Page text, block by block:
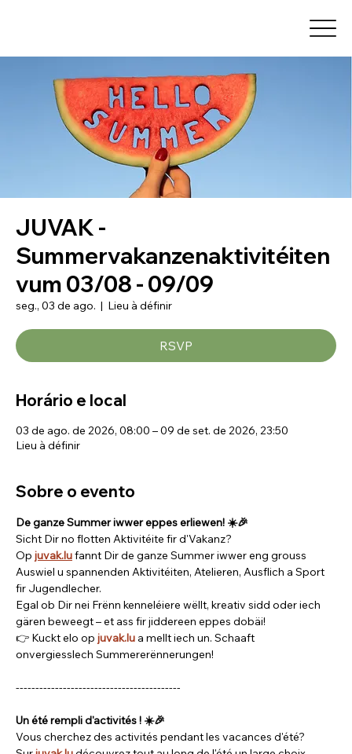
JUVAK -
Summervakanzenaktivitéiten
vum 03/08 - 09/09
seg., 03 de ago.
  |
Lieu à définir
RSVP
Horário e local
03 de ago. de 2026, 08:00 – 09 de set. de 2026, 23:50
Lieu à définir
Sobre o evento
De ganze Summer iwwer eppes erliewen! ☀️🎉
Sicht Dir no flotten Aktivitéite fir d'Vakanz?
Op juvak.lufannt Dir de ganze Summer iwwer eng grouss
Auswiel u spannenden Aktivitéiten, Atelieren, Ausflich a Sport
fir Jugendlecher.
Egal ob Dir nei Frënn kenneléiere wëllt, kreativ sidd oder iech
gären beweegt – et ass fir jiddereen eppes dobäi!
👉 Kuckt elo op juvak.lu a mellt iech un. Schaaft
onvergiesslech Summererënnerungen!
------------------------------------------
Un été rempli d'activités ! ☀️🎉
Vous cherchez des activités pendant les vacances d'été?